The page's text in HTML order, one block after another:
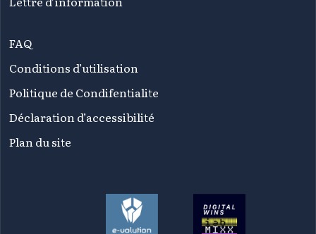
FAQ
Conditions d’utilisation
Politique de Condifentialite
Déclaration d’accessibilité
Plan du site